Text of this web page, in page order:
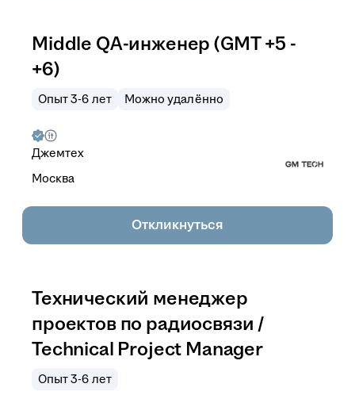
Middle QA-инженер (GMT +5 -
+6)
Опыт 3-6 лет Можно удалённо
Джемтех
Москва
Откликнуться
Технический менеджер
проектов по радиосвязи /
Technical Project Manager
Опыт 3-6 лет